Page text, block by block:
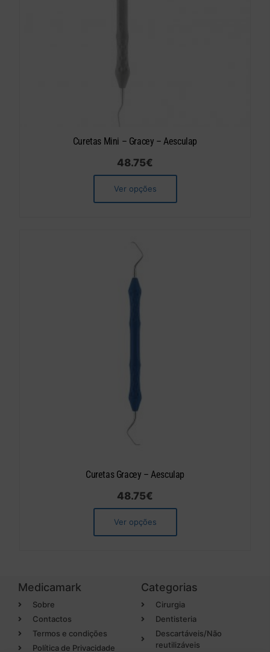
Curetas Mini – Gracey – Aesculap
48.75€
Ver opções
Curetas Gracey – Aesculap
48.75€
Ver opções
Medicamark
Sobre
Contactos
Termos e condições
Política de Privacidade
Categorias
Cirurgia
Dentisteria
Descartáveis/Não
reutilizáveis